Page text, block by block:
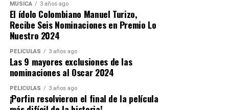
MUSICA 3 años ago
El ídolo Colombiano Manuel Turizo,
Recibe Seis Nominaciones en Premio Lo
Nuestro 2024
PELICULAS 3 años ago
Las 9 mayores exclusiones de las
nominaciones al Oscar 2024
PELICULAS 3 años ago
¡Porfin resolvieron el final de la película